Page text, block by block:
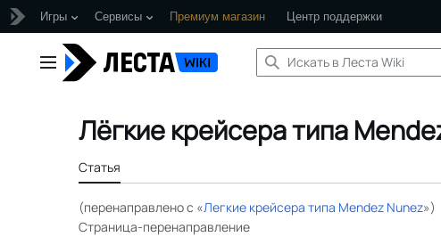
Игры Сервисы Премиум магазин Центр поддержки
содержанию
Главное меню
Лёгкие крейсера типа
Статья
(перенаправлено с «Легкие крейсера типа Mendez Nunez»)
Страница-перенаправление